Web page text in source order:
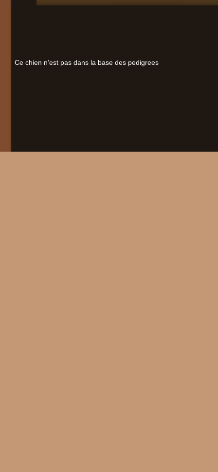
Ce chien n'est pas dans la base des pedigrees